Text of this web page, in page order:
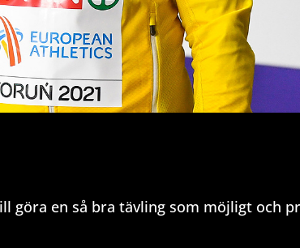
göra en så bra tävling som möjligt och